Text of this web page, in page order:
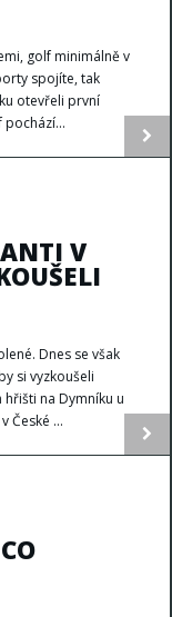
golf minimálně v
spojíte, tak
otevřeli první
V
Dnes se však
si vyzkoušeli
na Dymníku u
České ...